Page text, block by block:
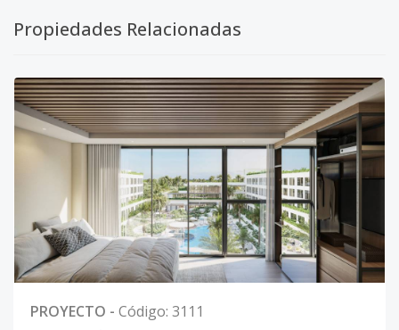
Propiedades Relacionadas
PROYECTO - Código: 3111